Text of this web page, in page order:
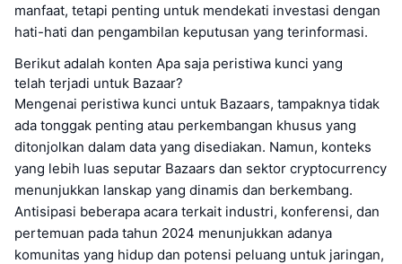
manfaat, tetapi penting untuk mendekati investasi dengan
hati-hati dan pengambilan keputusan yang terinformasi.
Berikut adalah konten Apa saja peristiwa kunci yang
telah terjadi untuk Bazaar?
Mengenai peristiwa kunci untuk Bazaars, tampaknya tidak
ada tonggak penting atau perkembangan khusus yang
ditonjolkan dalam data yang disediakan. Namun, konteks
yang lebih luas seputar Bazaars dan sektor cryptocurrency
menunjukkan lanskap yang dinamis dan berkembang.
Antisipasi beberapa acara terkait industri, konferensi, dan
pertemuan pada tahun 2024 menunjukkan adanya
komunitas yang hidup dan potensi peluang untuk jaringan,